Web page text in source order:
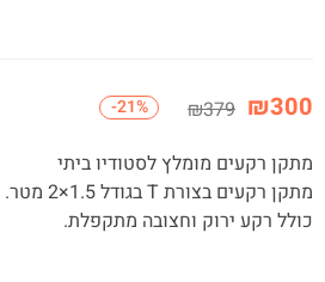
₪300
₪379
-21%
מתקן רקעים מומלץ לסטודיו ביתי
מתקן רקעים בצורת T בגודל 1.5×2 מטר.
כולל רקע ירוק וחצובה מתקפלת.